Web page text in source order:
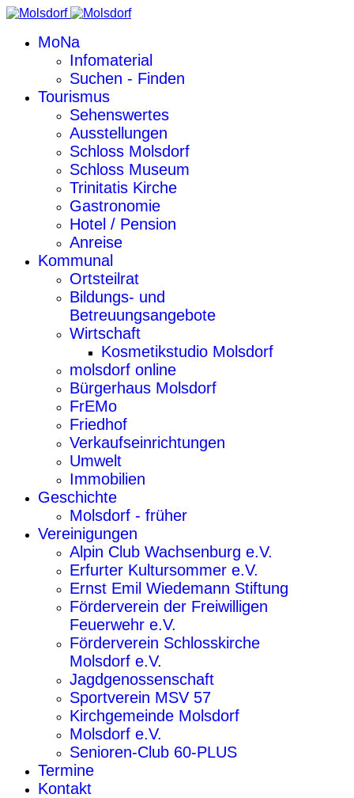
MoNa
Infomaterial
Suchen - Finden
Tourismus
Sehenswertes
Ausstellungen
Schloss Molsdorf
Schloss Museum
Trinitatis Kirche
Gastronomie
Hotel / Pension
Anreise
Kommunal
Ortsteilrat
Bildungs- und
Betreuungsangebote
Wirtschaft
Kosmetikstudio Molsdorf
molsdorf online
Bürgerhaus Molsdorf
FrEMo
Friedhof
Verkaufseinrichtungen
Umwelt
Immobilien
Geschichte
Molsdorf - früher
Vereinigungen
Alpin Club Wachsenburg e.V.
Erfurter Kultursommer e.V.
Ernst Emil Wiedemann Stiftung
Förderverein der Freiwilligen
Feuerwehr e.V.
Förderverein Schlosskirche
Molsdorf e.V.
Jagdgenossenschaft
Sportverein MSV 57
Kirchgemeinde Molsdorf
Molsdorf e.V.
Senioren-Club 60-PLUS
Termine
Kontakt